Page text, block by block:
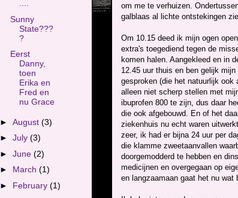
om me te verhuizen.
galblaas al lichte ontstekingen
Om 10.15 deed ik mijn ogen
extra's toegediend tegen de
komen halen. Aangekleed en in
12.45 uur thuis en ben gelijk
gesproken (die het natuurlijk ook
alleen niet scherp stellen met
ibuprofen 800 te zijn, dus daar
die ook afgebouwd. En of het
ziekenhuis nu echt waren
zeer, ik had er bijna 24 uur per
die klamme zweetaanvallen
doorgemodderd te hebben en
medicijnen en overgegaan op
en langzaamaan gaat het nu wat
Sunny
State???
?
Eerst
Danny,
toen
Erika en
Fred en
nu Grace
► August (3)
► July (3)
► June (2)
► March (1)
► February (1)